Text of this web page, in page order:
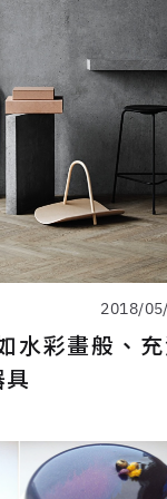
2018/
水彩畫般、